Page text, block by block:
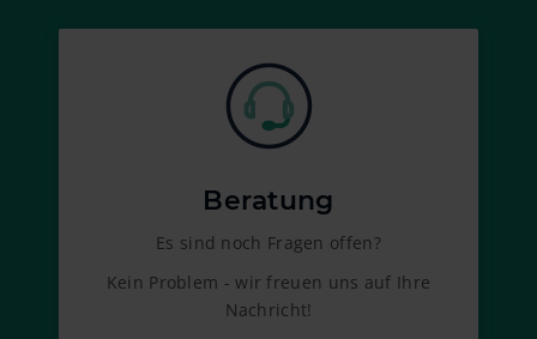
Beratung
Es sind noch Fragen offen?
Kein Problem - wir freuen uns auf Ihre
Nachricht!